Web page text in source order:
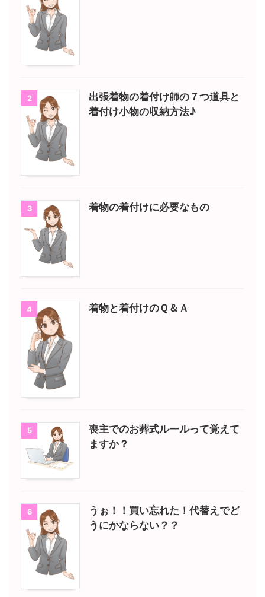
2
出張着物の着付け師の７つ道具と
着付け小物の収納方法♪
3 着物の着付けに必要なもの
4 着物と着付けのＱ＆Ａ
5
喪主でのお葬式ルールって覚えて
ますか？
6
うぉ！！買い忘れた！代替えでど
うにかならない？？